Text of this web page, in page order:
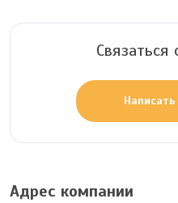
Связаться
Адрес компании